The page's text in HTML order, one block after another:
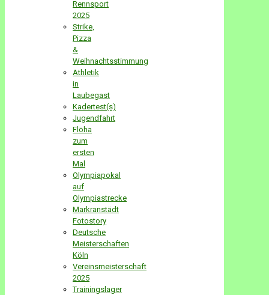
Rennsport
2025
Strike,
Pizza
&
Weihnachtsstimmung
Athletik
in
Laubegast
Kadertest(s)
Jugendfahrt
Flöha
zum
ersten
Mal
Olympiapokal
auf
Olympiastrecke
Markranstädt
Fotostory
Deutsche
Meisterschaften
Köln
Vereinsmeisterschaft
2025
Trainingslager